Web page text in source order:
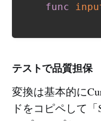
func
テストで品質担保
変換は基本的に
ドをコピペして